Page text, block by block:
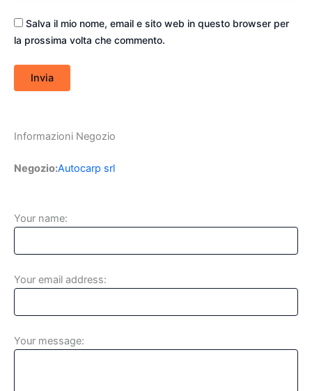
Salva il mio nome, email e sito web in questo browser per
la prossima volta che commento.
Informazioni Negozio
Negozio:Autocarp srl
Your name:
Your email address:
Your message: